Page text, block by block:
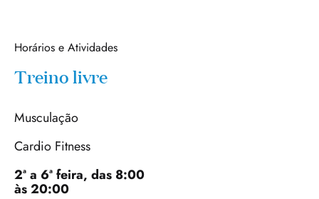
Horários e Atividades
Treino livre
Musculação
Cardio Fitness
2ª a 6ª feira, das 8:00
às 20:00